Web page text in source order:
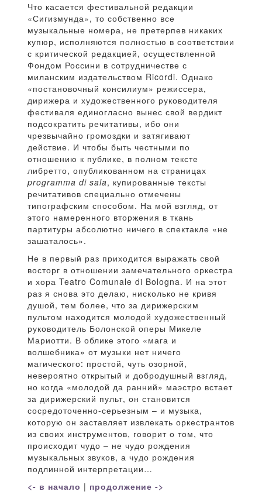
Что касается фестивальной редакции
«Сигизмунда», то собственно все
музыкальные номера, не претерпев никаких
купюр, исполняются полностью в соответствии
с критической редакцией, осуществленной
Фондом Россини в сотрудничестве с
миланским издательством Ricordi. Однако
«постановочный консилиум» режиссера,
дирижера и художественного руководителя
фестиваля единогласно вынес свой вердикт
подсократить речитативы, ибо они
чрезвычайно громоздки и затягивают
действие. И чтобы быть честными по
отношению к публике, в полном тексте
либретто, опубликованном на страницах
programma di sala, купированные тексты
речитативов специально отмечены
типографским способом. На мой взгляд, от
этого намеренного вторжения в ткань
партитуры абсолютно ничего в спектакле «не
зашаталось».
Не в первый раз приходится выражать свой
восторг в отношении замечательного оркестра
и хора Teatro Comunale di Bologna. И на этот
раз я снова это делаю, нисколько не кривя
душой, тем более, что за дирижерским
пультом находится молодой художественный
руководитель Болонской оперы Микеле
Мариотти. В облике этого «мага и
волшебника» от музыки нет ничего
магического: простой, чуть озорной,
невероятно открытый и добродушный взгляд,
но когда «молодой да ранний» маэстро встает
за дирижерский пульт, он становится
сосредоточенно-серьезным – и музыка,
которую он заставляет извлекать оркестрантов
из своих инструментов, говорит о том, что
происходит чудо – не чудо рождения
музыкальных звуков, а чудо рождения
подлинной интерпретации…
<- в начало | продолжение ->